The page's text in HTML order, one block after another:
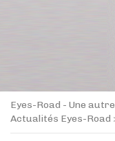
Eyes-Road - Une
Actualités Eyes-Road